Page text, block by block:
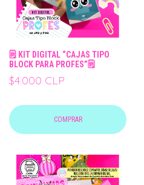
🗒️ KIT DIGITAL “CAJAS TIPO
BLOCK PARA PROFES”🗒️
$4.000 CLP
COMPRAR